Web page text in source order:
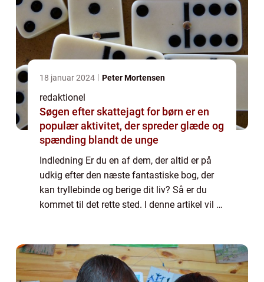
18 januar 2024 Peter Mortensen
redaktionel
Søgen efter skattejagt for børn er en
populær aktivitet, der spreder glæde og
spænding blandt de unge
Indledning Er du en af dem, der altid er på
udkig efter den næste fantastiske bog, der
kan tryllebinde og berige dit liv? Så er du
kommet til det rette sted. I denne artikel vil vi